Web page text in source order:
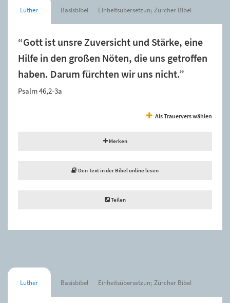
Luther Basisbibel Einheitsübersetzung Zürcher Bibel
“Gott ist unsre Zuversicht und Stärke, eine
Hilfe in den großen Nöten, die uns getroffen
haben. Darum fürchten wir uns nicht.”
Psalm 46,2-3a
Als Trauervers wählen
Merken
Den Text in der Bibel online lesen
Teilen
Luther Basisbibel Einheitsübersetzung Zürcher Bibel